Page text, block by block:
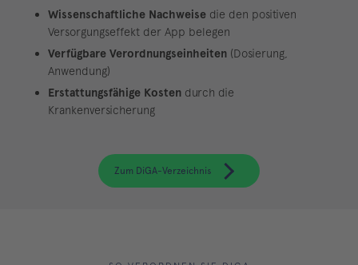
Wissenschaftliche Nachweise die den positiven
Versorgungseffekt der App belegen
Verfügbare Verordnungseinheiten (Dosierung,
Anwendung)
Erstattungsfähige Kosten durch die
Krankenversicherung
Zum DiGA-Verzeichnis